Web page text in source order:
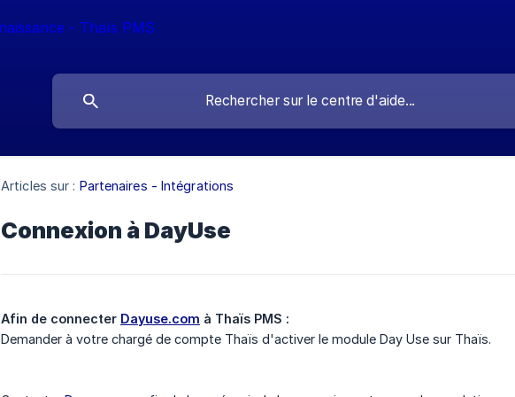
Articles sur : Partenaires - Intégrations
Connexion à DayUse
Afin de connecter Dayuse.com à Thaïs PMS :
Demander à votre chargé de compte Thaïs d'activer le module Day Use sur Thaïs.